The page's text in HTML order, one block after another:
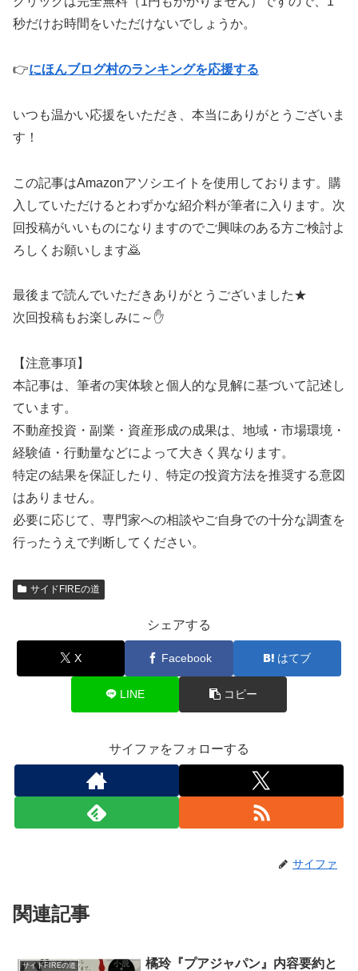
秒だけお時間をいただけないでしょうか。
👉にほんブログ村のランキングを応援する
いつも温かい応援をいただき、本当にありがとうございま
す！
この記事はAmazonアソシエイトを使用しております。購
入していただけるとわずかな紹介料が筆者に入ります。次
回投稿がいいものになりますのでご興味のある方ご検討よ
ろしくお願いします🙇
最後まで読んでいただきありがとうございました★
次回投稿もお楽しみに～✋
【注意事項】
本記事は、筆者の実体験と個人的な見解に基づいて記述し
ています。
不動産投資・副業・資産形成の成果は、地域・市場環境・
経験値・行動量などによって大きく異なります。
特定の結果を保証したり、特定の投資方法を推奨する意図
はありません。
必要に応じて、専門家への相談やご自身での十分な調査を
行ったうえで判断してください。
サイドFIREの道
シェアする
X Facebook はてブ
LINE コピー
サイファをフォローする
サイファ
関連記事
サイドFIREの道
橘玲『プアジャパン』内容要約と